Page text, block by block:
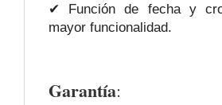
✔ Función de fecha y
mayor funcionalidad.
Garantía: